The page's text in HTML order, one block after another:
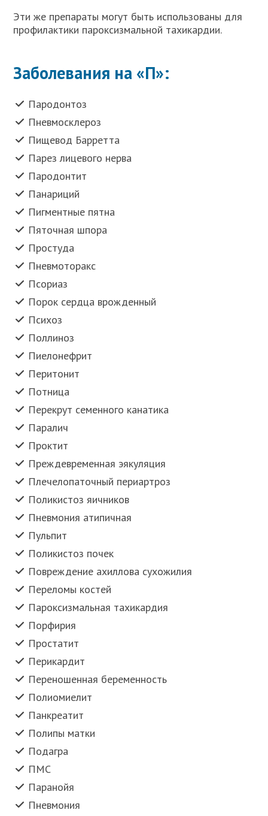
Эти же препараты могут быть использованы для
профилактики пароксизмальной тахикардии.
Заболевания на «П»:
Пародонтоз
Пневмосклероз
Пищевод Барретта
Парез лицевого нерва
Пародонтит
Панариций
Пигментные пятна
Пяточная шпора
Простуда
Пневмоторакс
Псориаз
Порок сердца врожденный
Психоз
Поллиноз
Пиелонефрит
Перитонит
Потница
Перекрут семенного канатика
Паралич
Проктит
Преждевременная эякуляция
Плечелопаточный периартроз
Поликистоз яичников
Пневмония атипичная
Пульпит
Поликистоз почек
Повреждение ахиллова сухожилия
Переломы костей
Пароксизмальная тахикардия
Порфирия
Простатит
Перикардит
Переношенная беременность
Полиомиелит
Панкреатит
Полипы матки
Подагра
ПМС
Паранойя
Пневмония